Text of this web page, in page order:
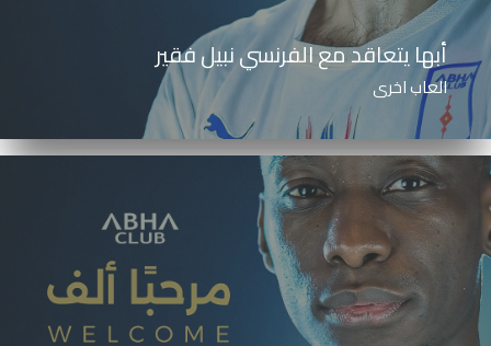
أبها يتعاقد مع الفرنسي نبيل فقير
العاب اخرى